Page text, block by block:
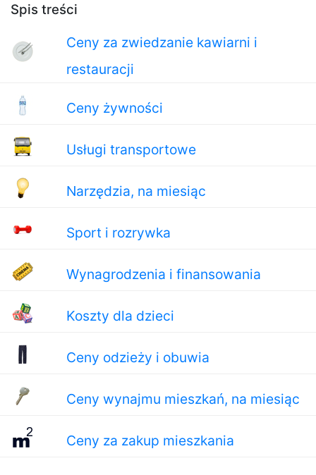
Spis treści
Ceny za zwiedzanie kawiarni i
restauracji
Ceny żywności
Usługi transportowe
Narzędzia, na miesiąc
Sport i rozrywka
Wynagrodzenia i finansowania
Koszty dla dzieci
Ceny odzieży i obuwia
Ceny wynajmu mieszkań, na miesiąc
Ceny za zakup mieszkania